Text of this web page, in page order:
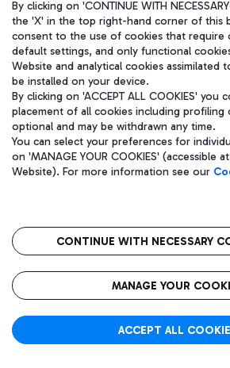
Stato volo: 已抵达
预计时间:
19:05
计划时间 19:05 删除线
实际时间:
01:00
ATHENS (ATH)
实际时间:
PARIS (CDG)
By clicking on 'CONTINUE WITH
the 'X' in the top right-hand corner of this
consent to the use of cookies that require
default settings, and only functional
Website and analytical cookies assimilated
be installed on your device.
By clicking on 'ACCEPT ALL COOKIES' you
placement of all cookies including profiling
optional and may be withdrawn any time.
You can select your preferences for
on 'MANAGE YOUR COOKIES' (accessible
Website). For more information see our
CONTINUE WITH NECESSARY
MANAGE YOUR
ACCEPT ALL